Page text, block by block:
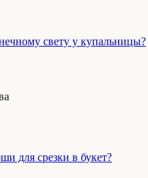
свету у купальницы?
для срезки в букет?